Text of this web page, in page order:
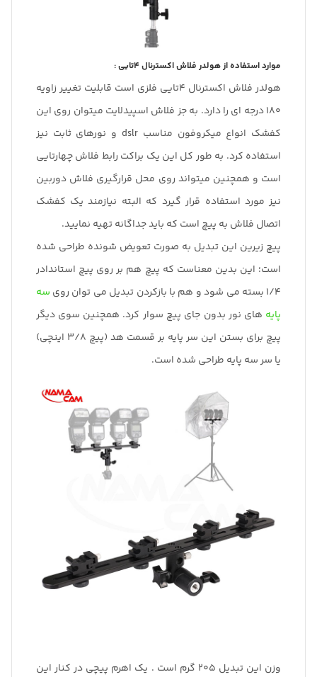
موارد استفاده از هولدر فلاش اکسترنال 4تایی :
هولدر فلاش اکسترنال 4تایی فلزی است قابلیت تغییر زاویه
180 درجه ای را دارد. به جز فلاش اسپیدلایت میتوان روی این
کفشک انواع میکروفون مناسب dslr و نورهای ثابت نیز
استفاده کرد. به طور کل این یک براکت رابط فلاش چهارتایی
است و همچنین میتواند روی محل قرارگیری فلاش دوربین
نیز مورد استفاده قرار گیرد که البته نیازمند یک کفشک
اتصال فلاش به پیچ است که باید جداگانه تهیه نمایید.
پیچ زیرین این تبدیل به صورت تعویض شونده طراحی شده
است؛ این بدین معناست که پیچ هم بر روی پیچ استاندادر
1/4 بسته می شود و هم با بازکردن تبدیل می توان روی
سه
پایه های نور بدون جای پیچ سوار کرد. همچنین سوی دیگر
پیچ برای بستن این سر پایه بر قسمت هد (پیچ 3/8 اینچی)
یا سر سه پایه طراحی شده است.
وزن این تبدیل 205 گرم است . یک اهرم پیچی در کنار این